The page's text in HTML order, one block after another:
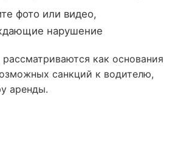
фото или видео,
нарушение
как основания
санкций к водителю,
аренды.